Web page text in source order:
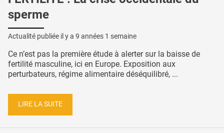
sperme
Actualité publiée il y a 9 années 1 semaine
Ce n’est pas la première étude à alerter sur la baisse de
fertilité masculine, ici en Europe. Exposition aux
perturbateurs, régime alimentaire déséquilibré, ...
LIRE LA SUITE